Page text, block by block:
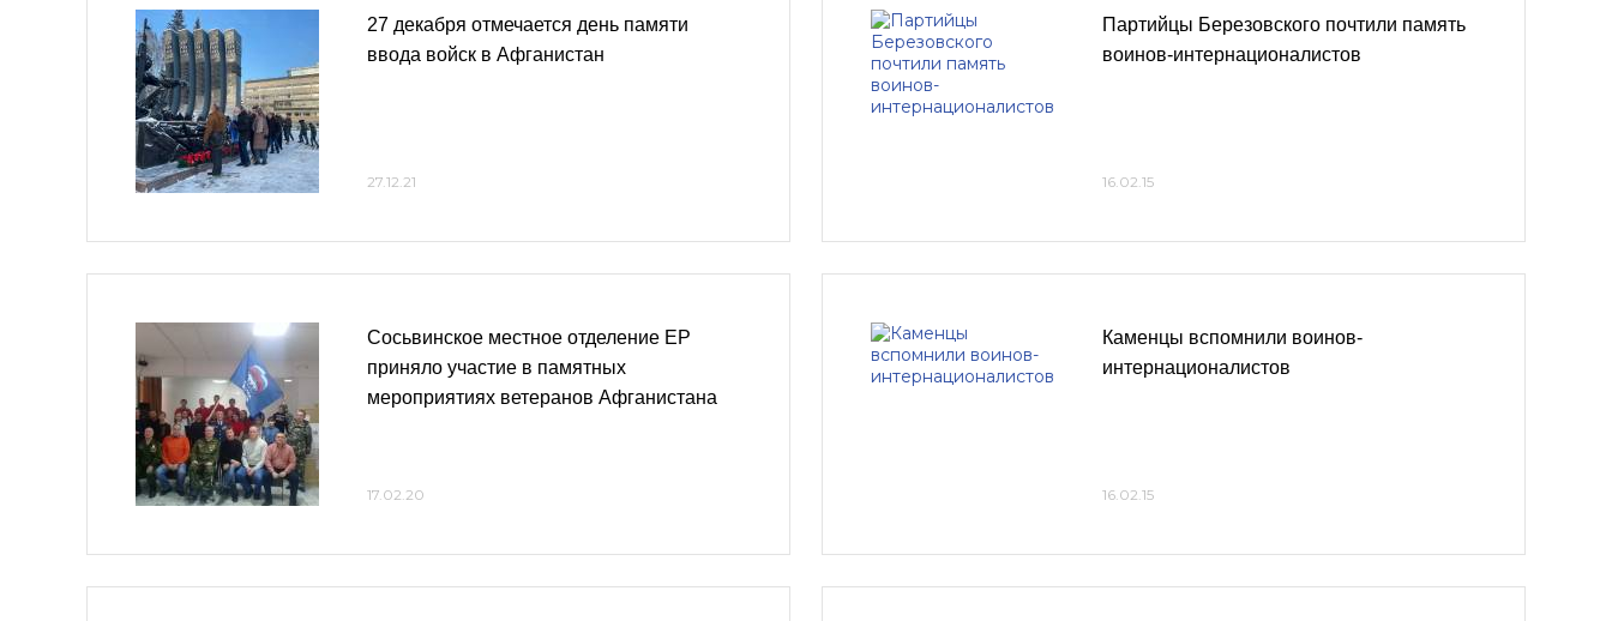
27 декабря отмечается день памяти
ввода войск в Афганистан
27.12.21
Сосьвинское местное отделение ЕР
приняло участие в памятных
мероприятиях ветеранов Афганистана
17.02.20
Партийцы Березовского почтили память
воинов-интернационалистов
16.02.15
Каменцы вспомнили воинов-
интернационалистов
16.02.15